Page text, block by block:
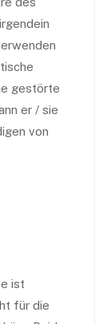
gestörte
er / sie
von
ist
für die